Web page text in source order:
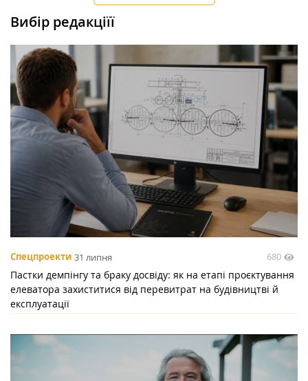
Вибір редакціїї
Спецпроекти 31 липня 680
Пастки демпінгу та браку досвіду: як на етапі проєктування
елеватора захиститися від перевитрат на будівництві й
експлуатації